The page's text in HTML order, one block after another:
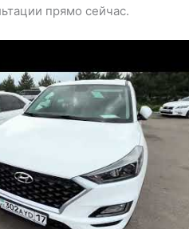
прямо сейчас.